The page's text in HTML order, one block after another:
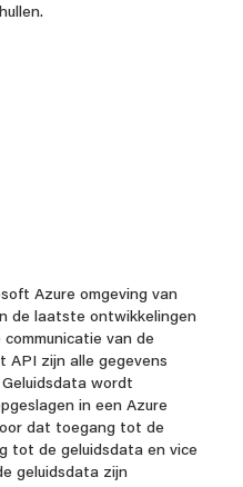
Azure omgeving van
de laatste ontwikkelingen
van de
API zijn alle gegevens
wordt
in een Azure
dat toegang tot de
tot de geluidsdata en vice
geluidsdata zijn